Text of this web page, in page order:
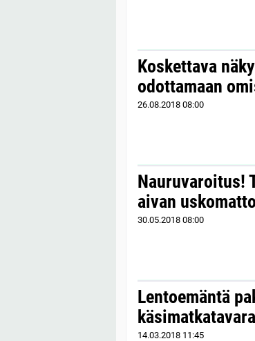
Koskettava
odottamaan
26.08.2018 08:00
Nauruvaroitus!
aivan
30.05.2018 08:00
Lentoemäntä
14.03.2018 11:45